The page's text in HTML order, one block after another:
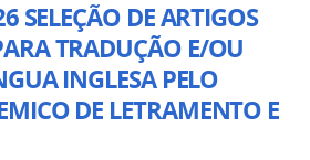
SELEÇÃO DE ARTIGOS
TRADUÇÃO E/OU
INGLESA PELO
DE LETRAMENTO E